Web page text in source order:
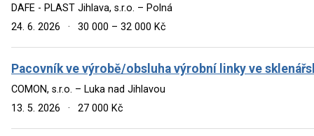
DAFE - PLAST Jihlava, s.r.o. – Polná
24. 6. 2026
· 30 000 – 32 000 Kč
Pacovník ve výrobě/obsluha výrobní linky ve
COMON, s.r.o. – Luka nad Jihlavou
13. 5. 2026
· 27 000 Kč